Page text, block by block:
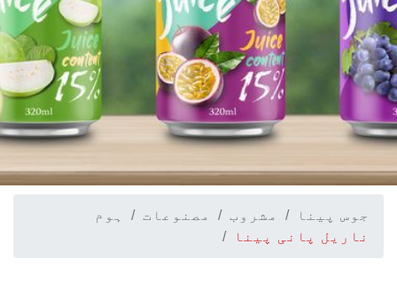
ہوم مصنوعات مشروب
جوس پینا
ناریل پانی پینا